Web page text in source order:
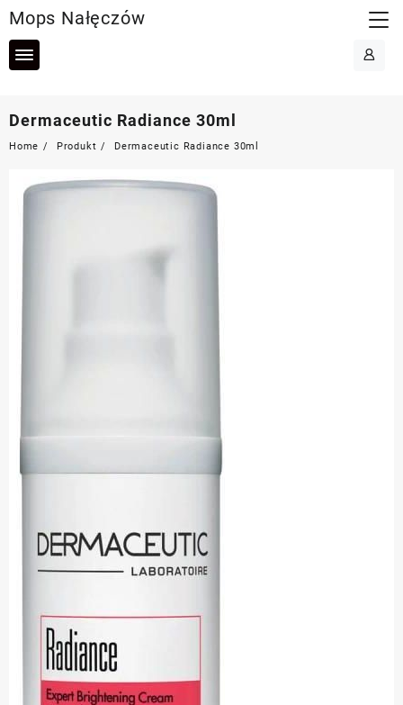
to
content
Mops Nałęczów
Dermaceutic Radiance 30ml
Home Produkt Dermaceutic Radiance 30ml